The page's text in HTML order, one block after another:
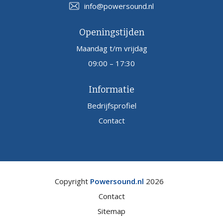
info@powersound.nl
Openingstijden
Maandag t/m vrijdag
09:00 – 17:30
Informatie
Bedrijfsprofiel
Contact
Copyright Powersound.nl 2026
Contact
Sitemap